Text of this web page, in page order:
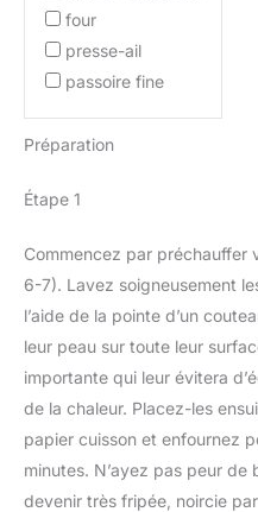
four
presse-ail
passoire fine
Préparation
Étape 1
Commencez par préchauffer
6-7). Lavez soigneusement
l’aide de la pointe d’un
leur peau sur toute leur
importante qui leur évitera
de la chaleur. Placez-les
papier cuisson et enfournez
minutes. N’ayez pas peur de
devenir très fripée, noircie